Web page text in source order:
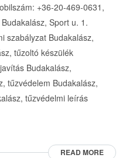
+36-20-469-0631,
Sport u. 1.
szabályzat Budakalász,
tűzoltó készülék
Budakalász,
tűzvédelem Budakalász,
tűzvédelmi leírás
READ MORE